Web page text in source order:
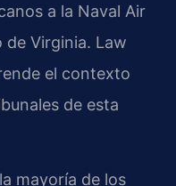
a la Naval Air
de Virginia. Law
el contexto
de esta
mayoría de los